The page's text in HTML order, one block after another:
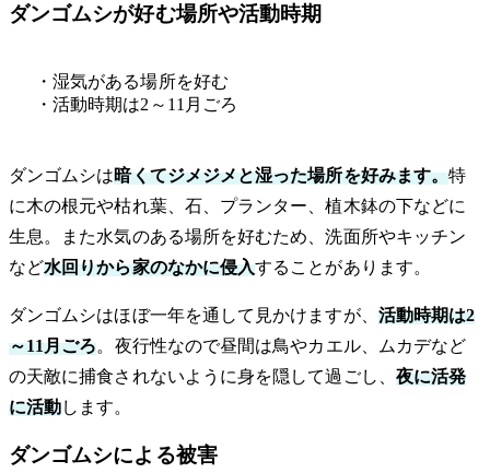
ダンゴムシが好む場所や活動時期
・湿気がある場所を好む
・活動時期は2～11月ごろ
ダンゴムシは暗くてジメジメと湿った場所を好みます。特
に木の根元や枯れ葉、石、プランター、植木鉢の下などに
生息。また水気のある場所を好むため、洗面所やキッチン
など水回りから家のなかに侵入することがあります。
ダンゴムシはほぼ一年を通して見かけますが、 活動時期は2
～11月ごろ。夜行性なので昼間は鳥やカエル、ムカデなど
の天敵に捕食されないように身を隠して過ごし、 夜に活発
に活動します。
ダンゴムシによる被害